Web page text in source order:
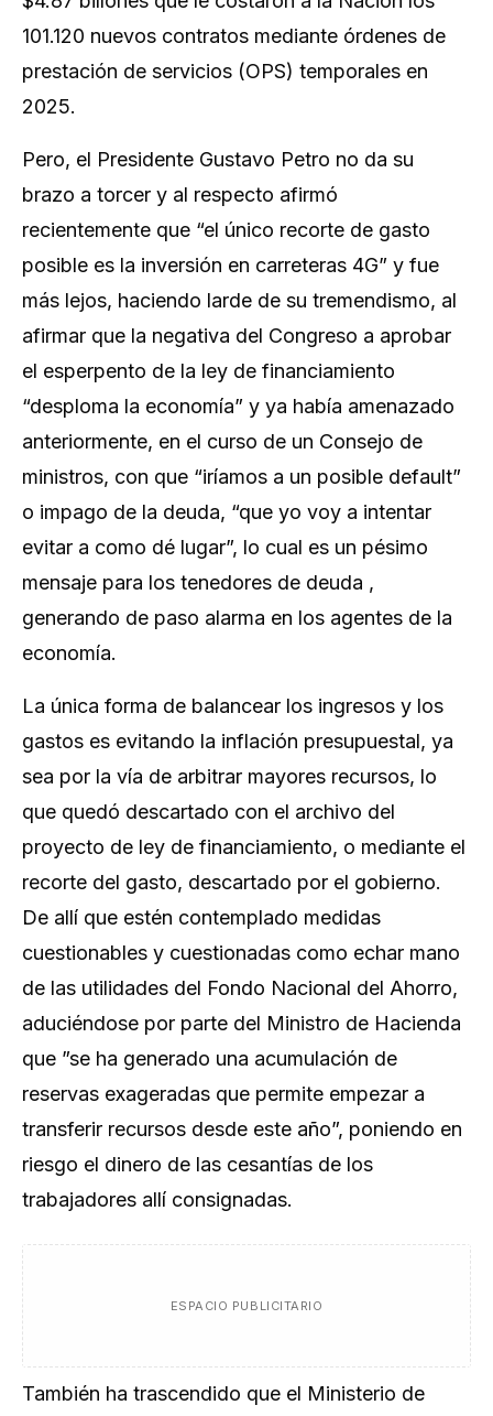
101.120 nuevos contratos mediante órdenes de
prestación de servicios (OPS) temporales en
2025.
Pero, el Presidente Gustavo Petro no da su
brazo a torcer y al respecto afirmó
recientemente que “el único recorte de gasto
posible es la inversión en carreteras 4G” y fue
más lejos, haciendo larde de su tremendismo, al
afirmar que la negativa del Congreso a aprobar
el esperpento de la ley de financiamiento
“desploma la economía” y ya había amenazado
anteriormente, en el curso de un Consejo de
ministros, con que “iríamos a un posible default”
o impago de la deuda, “que yo voy a intentar
evitar a como dé lugar”, lo cual es un pésimo
mensaje para los tenedores de deuda ,
generando de paso alarma en los agentes de la
economía.
La única forma de balancear los ingresos y los
gastos es evitando la inflación presupuestal, ya
sea por la vía de arbitrar mayores recursos, lo
que quedó descartado con el archivo del
proyecto de ley de financiamiento, o mediante el
recorte del gasto, descartado por el gobierno.
De allí que estén contemplado medidas
cuestionables y cuestionadas como echar mano
de las utilidades del Fondo Nacional del Ahorro,
aduciéndose por parte del Ministro de Hacienda
que ”se ha generado una acumulación de
reservas exageradas que permite empezar a
transferir recursos desde este año”, poniendo en
riesgo el dinero de las cesantías de los
trabajadores allí consignadas.
ESPACIO PUBLICITARIO
También ha trascendido que el Ministerio de